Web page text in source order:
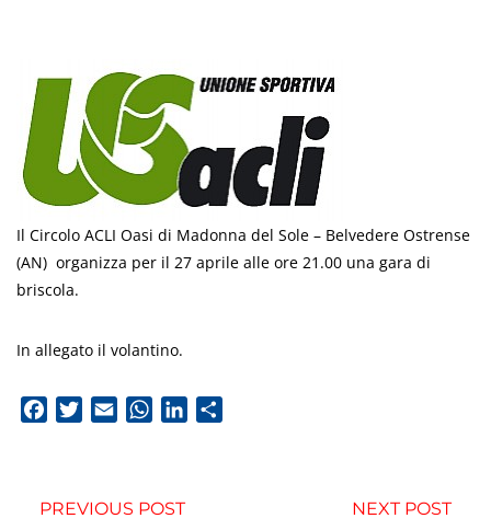
Il Circolo ACLI Oasi di Madonna del Sole – Belvedere Ostrense
(AN) organizza per il 27 aprile alle ore 21.00 una gara di
briscola.
In allegato il volantino.
FacebookTwitterEmail WhatsApp
LinkedIn
PREVIOUS POST NEXT POST